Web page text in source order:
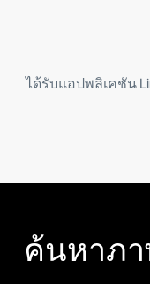
ได้รับแอปพลิเคชัน
ค้นหาภ